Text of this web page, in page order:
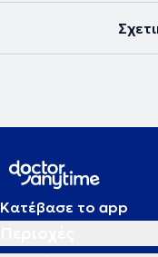
Κατέβασε το app